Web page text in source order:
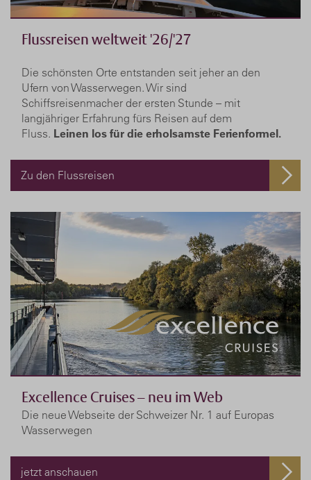
Flussreisen weltweit '26/'27
Die schönsten Orte entstanden seit jeher an den
Ufern von Wasserwegen. Wir sind
Schiffsreisenmacher der ersten Stunde – mit
langjähriger Erfahrung fürs Reisen auf dem
Fluss. Leinen los für die erholsamste Ferienformel.
Zu den Flussreisen
Excellence Cruises – neu im Web
Die neue Webseite der Schweizer Nr. 1 auf Europas
Wasserwegen
jetzt anschauen